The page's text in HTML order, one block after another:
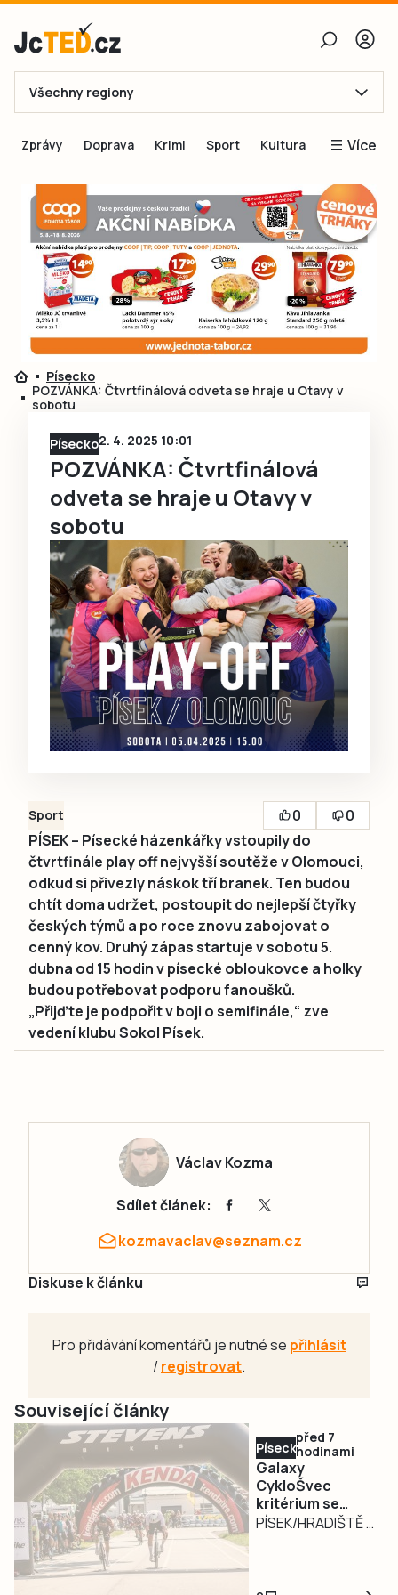
E-mail
Obnovit heslo
Přihlásit se
Přihlásit se přes Facebook
Ještě nemám účet, chci seRegistrovat
Všechny regiony
Zprávy Doprava Krimi Sport Kultura Více
Inspirace
Čtenáři píší
Speciální přílohy
Inzerce
Písecko
POZVÁNKA: Čtvrtfinálová odveta se hraje u Otavy v
sobotu
Písecko2. 4. 2025 10:01
POZVÁNKA: Čtvrtfinálová
odveta se hraje u Otavy v
sobotu
Sport 0
0
PÍSEK – Písecké házenkářky vstoupily do
čtvrtfinále play off nejvyšší soutěže v Olomouci,
odkud si přivezly náskok tří branek. Ten budou
chtít doma udržet, postoupit do nejlepší čtyřky
českých týmů a po roce znovu zabojovat o
cenný kov. Druhý zápas startuje v sobotu 5.
dubna od 15 hodin v písecké obloukovce a holky
budou potřebovat podporu fanoušků.
„Přijďte je podpořit v boji o semifinále,“ zve
vedení klubu Sokol Písek.
Václav Kozma
Sdílet článek:
kozmavaclav@seznam.cz
Diskuse k článku
Pro přidávání komentářů je nutné se přihlásit
/registrovat.
Související články
Písecko
před 7
hodinami
Galaxy
CykloŠvec
kritérium se
vrací na Hradiště
PÍSEK/HRADIŠTĚ –
bude v neděli 9.